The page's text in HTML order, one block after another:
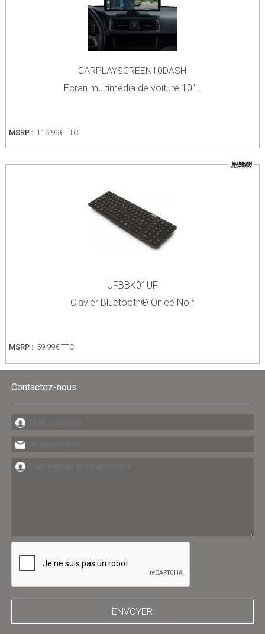
CARPLAYSCREEN10DASH
Ecran multimédia de voiture 10"…
MSRP : 119.99€ TTC
UFBBK01UF
Clavier Bluetooth® Onlee Noir
MSRP : 59.99€ TTC
Contactez-nous
ENVOYER